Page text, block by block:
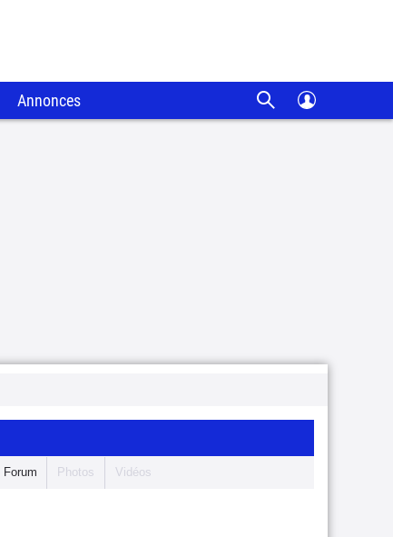
Annonces
Forum Photos Vidéos